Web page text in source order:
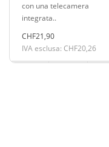
con una telecamera
integrata..
CHF21,90
IVA esclusa: CHF20,26